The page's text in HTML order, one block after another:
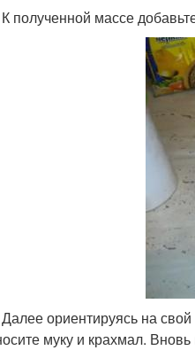
полученной массе
ориентируясь на
муку и крахмал.